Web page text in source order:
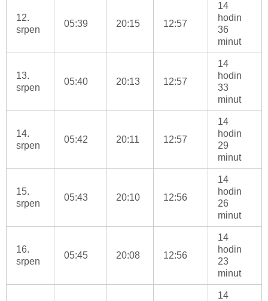
12.
srpen
05:39 20:15 12:57
14
hodin
36
minut
13.
srpen
05:40 20:13 12:57
14
hodin
33
minut
14.
srpen
05:42 20:11 12:57
14
hodin
29
minut
15.
srpen
05:43 20:10 12:56
14
hodin
26
minut
16.
srpen
05:45 20:08 12:56
14
hodin
23
minut
14